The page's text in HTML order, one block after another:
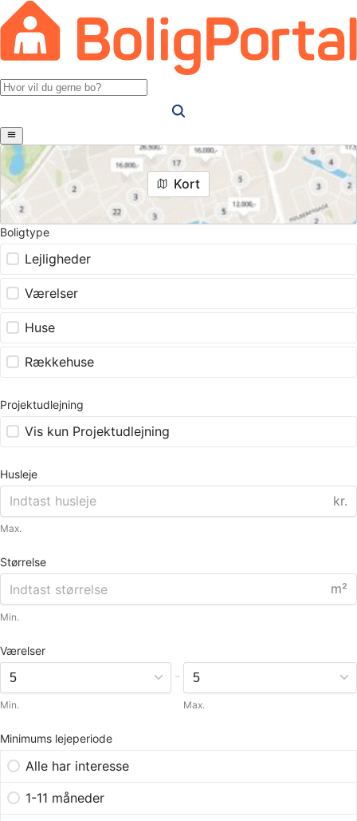
Kort
Boligtype
Lejligheder
Værelser
Huse
Rækkehuse
Projektudlejning
Vis kun Projektudlejning
Husleje
kr.
Max.
Størrelse
m²
Min.
Værelser
Min.
-
Max.
Minimums lejeperiode
Alle har interesse
1-11 måneder